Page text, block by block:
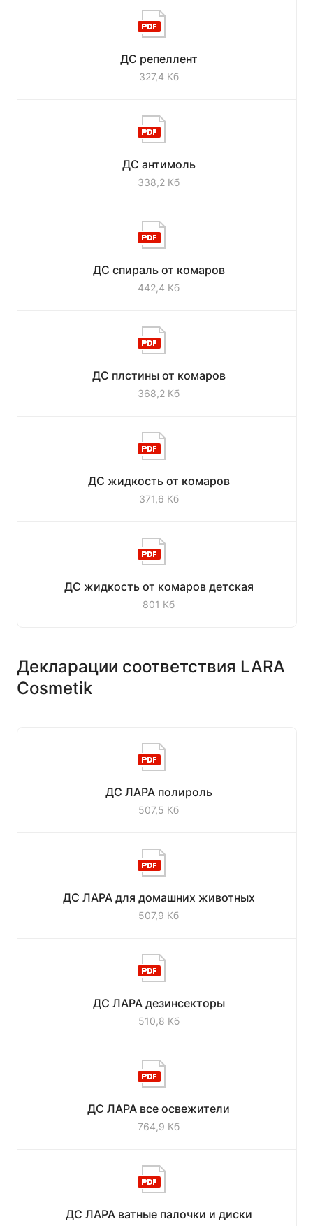
ДС репеллент
327,4 Кб
ДС антимоль
338,2 Кб
ДС спираль от комаров
442,4 Кб
ДС плстины от комаров
368,2 Кб
ДС жидкость от комаров
371,6 Кб
ДС жидкость от комаров детская
801 Кб
Декларации соответствия LARA
Cosmetik
ДС ЛАРА полироль
507,5 Кб
ДС ЛАРА для домашних животных
507,9 Кб
ДС ЛАРА дезинсекторы
510,8 Кб
ДС ЛАРА все освежители
764,9 Кб
ДС ЛАРА ватные палочки и диски